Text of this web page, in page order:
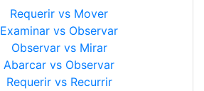
Requerir vs Mover
Examinar vs Observar
Observar vs Mirar
Abarcar vs Observar
Requerir vs Recurrir